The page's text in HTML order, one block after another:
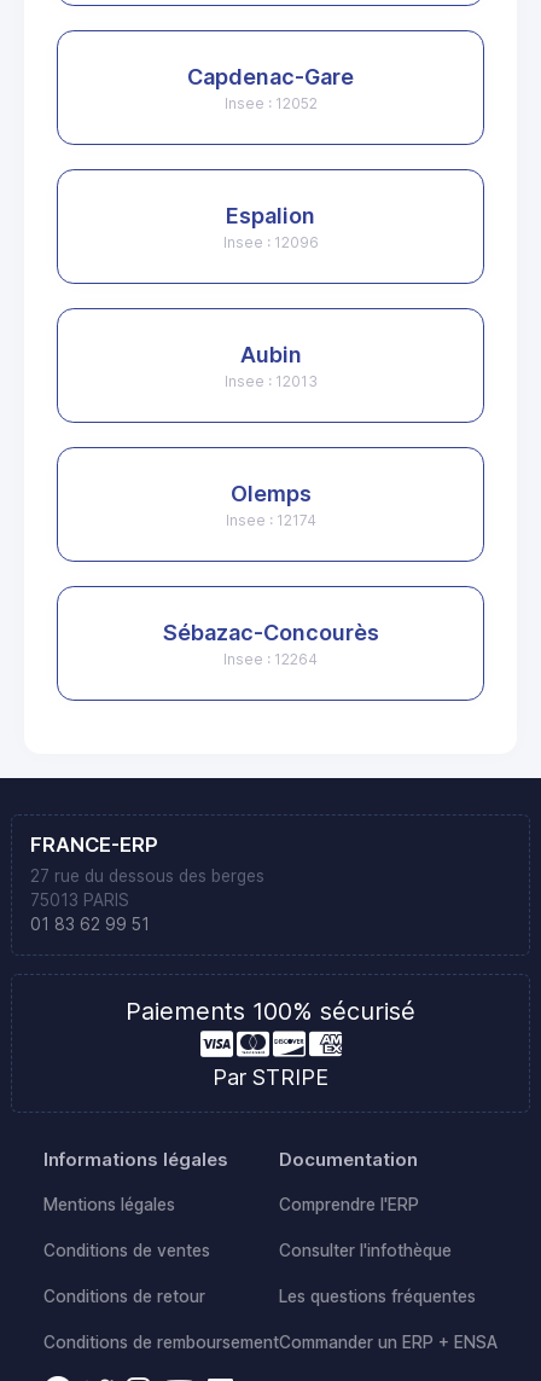
Capdenac-Gare
Insee : 12052
Espalion
Insee : 12096
Aubin
Insee : 12013
Olemps
Insee : 12174
Sébazac-Concourès
Insee : 12264
FRANCE-ERP
27 rue du dessous des berges
75013 PARIS
01 83 62 99 51
Paiements 100% sécurisé
Par STRIPE
Informations légales
Mentions légales
Conditions de ventes
Conditions de retour
Conditions de remboursement
Documentation
Comprendre l'ERP
Consulter l'infothèque
Les questions fréquentes
Commander un ERP + ENSA